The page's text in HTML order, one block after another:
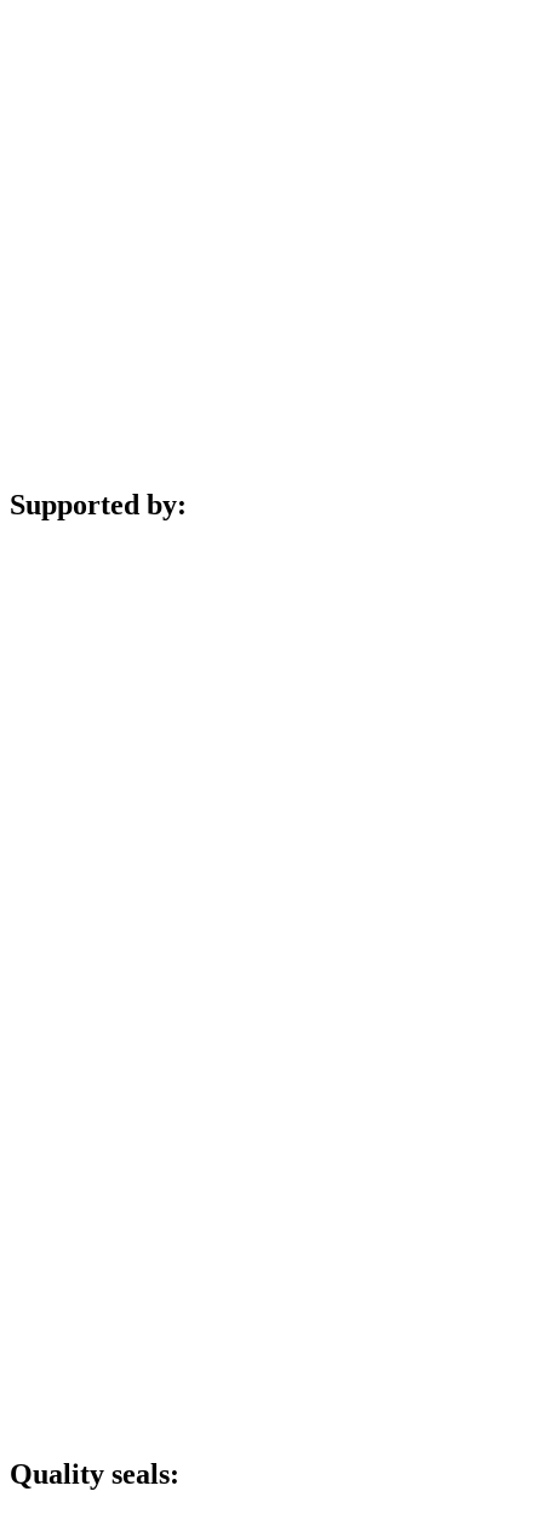
Supported by:
Quality seals: